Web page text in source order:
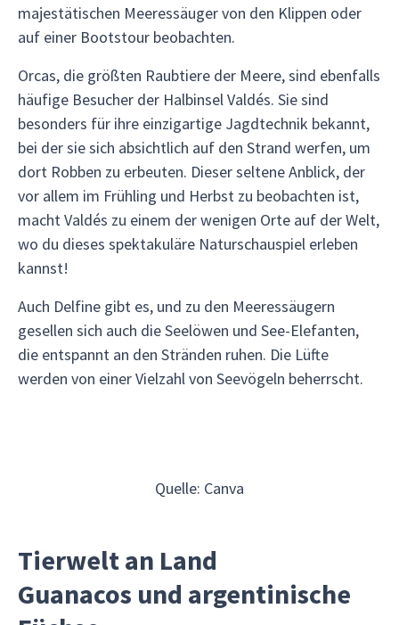
majestätischen Meeressäuger von den Klippen oder
auf einer Bootstour beobachten.
Orcas, die größten Raubtiere der Meere, sind ebenfalls
häufige Besucher der Halbinsel Valdés. Sie sind
besonders für ihre einzigartige Jagdtechnik bekannt,
bei der sie sich absichtlich auf den Strand werfen, um
dort Robben zu erbeuten. Dieser seltene Anblick, der
vor allem im Frühling und Herbst zu beobachten ist,
macht Valdés zu einem der wenigen Orte auf der Welt,
wo du dieses spektakuläre Naturschauspiel erleben
kannst!
Auch Delfine gibt es, und zu den Meeressäugern
gesellen sich auch die Seelöwen und See-Elefanten,
die entspannt an den Stränden ruhen. Die Lüfte
werden von einer Vielzahl von Seevögeln beherrscht.
Quelle: Canva
Tierwelt an Land
Guanacos und argentinische